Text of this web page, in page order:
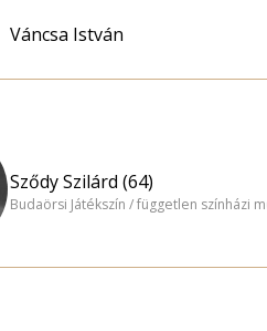
Váncsa István
Sződy Szilárd (64)
Budaörsi Játékszín / független színházi